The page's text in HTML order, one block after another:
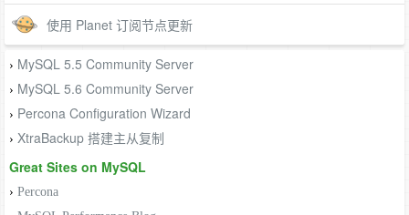
使用 Planet 订阅节点更新
› MySQL 5.5 Community Server
› MySQL 5.6 Community Server
› Percona Configuration Wizard
› XtraBackup 搭建主从复制
Great Sites on MySQL
› Percona